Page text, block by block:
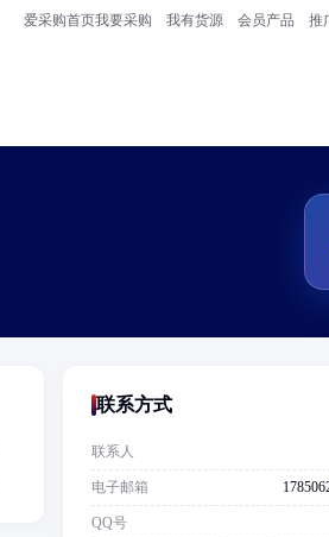
爱采购首页我要采购 我有货源 会员产品 推
联系方式
联系人
电子邮箱
QQ号